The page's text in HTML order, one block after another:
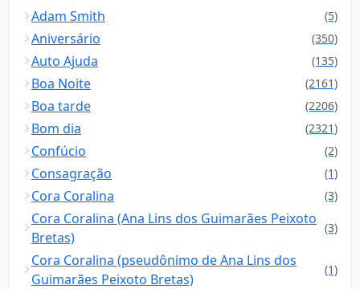
Adam Smith (5)
Aniversário (350)
Auto Ajuda (135)
Boa Noite (2161)
Boa tarde (2206)
Bom dia (2321)
Confúcio (2)
Consagração (1)
Cora Coralina (3)
Cora Coralina (Ana Lins dos Guimarães Peixoto
Bretas)
(3)
Cora Coralina (pseudônimo de Ana Lins dos
Guimarães Peixoto Bretas)
(1)